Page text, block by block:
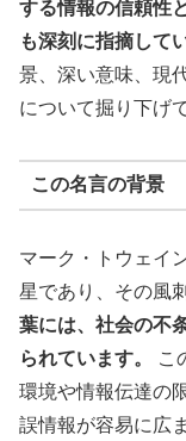
する情報の信頼性
も深刻に指摘して
景、深い意味、現
について掘り下げ
この名言の背景
マーク・トウェイ
星であり、その風
葉には、社会の不
られています。
こ
環境や情報伝達の
誤情報が容易に広